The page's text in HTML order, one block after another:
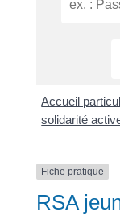
Accueil
solidarité
Fiche pratique
RSA